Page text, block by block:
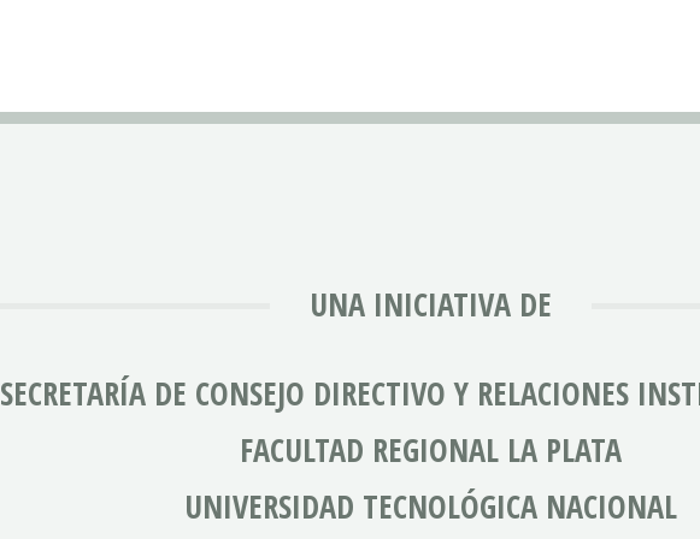
UNA INICIATIVA DE
SECRETARÍA DE CONSEJO DIRECTIVO Y RELACIONES
FACULTAD REGIONAL LA PLATA
UNIVERSIDAD TECNOLÓGICA NACIONAL